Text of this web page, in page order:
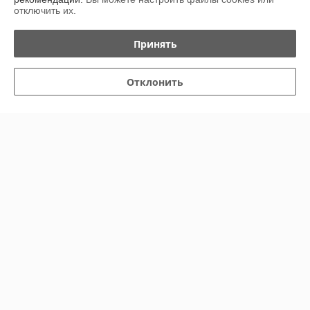
Политика обработки cookies
Сайт создан на платформе Deal.by
отключить их.
Принять
Отклонить